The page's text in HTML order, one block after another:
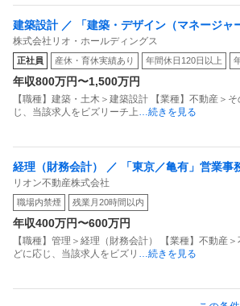
建築設計 ／ 「建築・デザイン（マネージャ
ス等のリノベーション案件多数
株式会社リオ・ホールディングス
正社員 産休・育休実績あり 年間休日120日以上
年収800万円〜1,500万円
【職種】建築・土木＞建築設計 【業種】不動産＞
じ、当該求人をビズリーチ上…続きを見る
経理（財務会計） ／ 「東京／亀有」営業事
引渡しまでの進行管理サポート）想定年収
給与改定あり／残業少なめ／有給消化率ほぼ
リオン不動産株式会社
職場内禁煙 残業月20時間以内
年収400万円〜600万円
【職種】管理＞経理（財務会計） 【業種】不動産
どに応じ、当該求人をビズリ …続きを見る